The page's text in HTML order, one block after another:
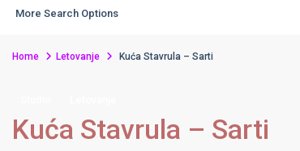
More Search Options
Home Letovanje Kuća Stavrula – Sarti
Kuća Stavrula – Sarti